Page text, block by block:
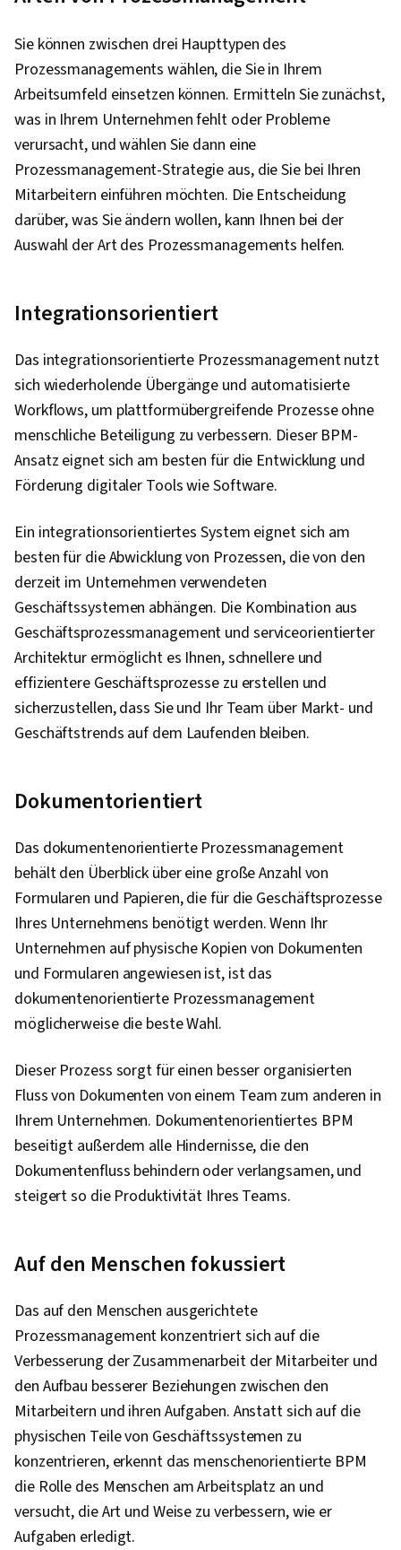
Sie können zwischen drei Haupttypen des
Prozessmanagements wählen, die Sie in Ihrem
Arbeitsumfeld einsetzen können. Ermitteln Sie zunächst,
was in Ihrem Unternehmen fehlt oder Probleme
verursacht, und wählen Sie dann eine
Prozessmanagement-Strategie aus, die Sie bei Ihren
Mitarbeitern einführen möchten. Die Entscheidung
darüber, was Sie ändern wollen, kann Ihnen bei der
Auswahl der Art des Prozessmanagements helfen.
Integrationsorientiert
Das integrationsorientierte Prozessmanagement nutzt
sich wiederholende Übergänge und automatisierte
Workflows, um plattformübergreifende Prozesse ohne
menschliche Beteiligung zu verbessern. Dieser BPM-
Ansatz eignet sich am besten für die Entwicklung und
Förderung digitaler Tools wie Software.
Ein integrationsorientiertes System eignet sich am
besten für die Abwicklung von Prozessen, die von den
derzeit im Unternehmen verwendeten
Geschäftssystemen abhängen. Die Kombination aus
Geschäftsprozessmanagement und serviceorientierter
Architektur ermöglicht es Ihnen, schnellere und
effizientere Geschäftsprozesse zu erstellen und
sicherzustellen, dass Sie und Ihr Team über Markt- und
Geschäftstrends auf dem Laufenden bleiben.
Dokumentorientiert
Das dokumentenorientierte Prozessmanagement
behält den Überblick über eine große Anzahl von
Formularen und Papieren, die für die Geschäftsprozesse
Ihres Unternehmens benötigt werden. Wenn Ihr
Unternehmen auf physische Kopien von Dokumenten
und Formularen angewiesen ist, ist das
dokumentenorientierte Prozessmanagement
möglicherweise die beste Wahl.
Dieser Prozess sorgt für einen besser organisierten
Fluss von Dokumenten von einem Team zum anderen in
Ihrem Unternehmen. Dokumentenorientiertes BPM
beseitigt außerdem alle Hindernisse, die den
Dokumentenfluss behindern oder verlangsamen, und
steigert so die Produktivität Ihres Teams.
Auf den Menschen fokussiert
Das auf den Menschen ausgerichtete
Prozessmanagement konzentriert sich auf die
Verbesserung der Zusammenarbeit der Mitarbeiter und
den Aufbau besserer Beziehungen zwischen den
Mitarbeitern und ihren Aufgaben. Anstatt sich auf die
physischen Teile von Geschäftssystemen zu
konzentrieren, erkennt das menschenorientierte BPM
die Rolle des Menschen am Arbeitsplatz an und
versucht, die Art und Weise zu verbessern, wie er
Aufgaben erledigt.